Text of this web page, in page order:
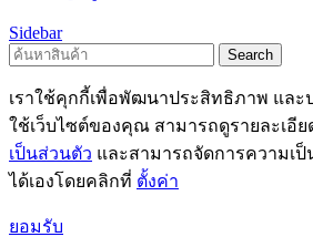
Sidebar
Search
เราใช้คุกกี้เพื่อพัฒนาประสิทธิภาพ แล
ใช้เว็บไซต์ของคุณ สามารถดูรายละเอีย
เป็นส่วนตัว และสามารถจัดการความเ
ได้เองโดยคลิกที่ ตั้งค่า
ยอมรับ